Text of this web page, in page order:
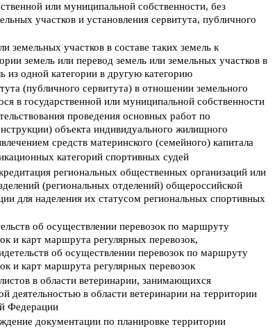
или муниципальной собственности, без
участков и установления сервитута, публичного
земельных участков в составе таких земель к
земель или перевод земель или земельных участков в
из одной категории в другую категорию
(публичного сервитута) в отношении земельного
в государственной или муниципальной собственности
проведения основных работ по
объекта индивидуального жилищного
средств материнского (семейного) капитала
категорий спортивных судей
региональных общественных организаций или
(региональных отделений) общероссийской
для наделения их статусом региональных спортивных
об осуществлении перевозок по маршруту
и карт маршрута регулярных перевозок,
об осуществлении перевозок по маршруту
и карт маршрута регулярных перевозок
в области ветеринарии, занимающихся
деятельностью в области ветеринарии на территории
Федерации
документации по планировке территории